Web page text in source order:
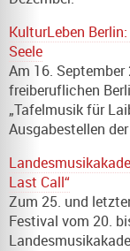
KulturLeben
Seele
Am 16.
freiberuflichen
„Tafelmusik für
Ausgabestellen
Last Call“
Zum 25. und
Festival vom 20.